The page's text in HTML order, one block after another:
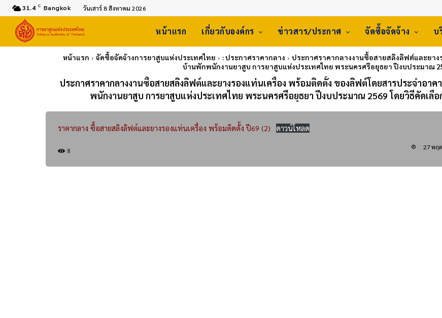
31.4 C Bangkok วันเสาร์ 8 สิงหาคม 2026
หน้าแรก เกี่ยวกับองค์กร ข่าวสาร/ประกาศ จัดซื้อจัดจ้าง บ
หน้าแรก จัดซื้อจัดจ้างการยาสูบแห่งประเทศไทย : ประกาศราคากลาง
ประกาศราคากลางงานซื้อสายสลิงลิฟต์และยา
บ้านพักพนักงานยาสูบ การยาสูบแห่งประเทศไทย พระนครศรีอยุธยา ปีงบประมาณ
ประกาศราคากลางงานซื้อสายสลิงลิฟต์และยางรองแท่นเครื่อง พร้อมติดตั้ง ของลิฟต์โดยสารประจำอาค
พนักงานยาสูบ การยาสูบแห่งประเทศไทย พระนครศรีอยุธยา ปีงบประมาณ 2569 โดยวิธีคัดเลือ
ราคากลาง ซื้อสายสลิงลิฟต์และยางรองแท่นเครื่อง พร้อมติดตั้ง ปี69 (2) ดาวน์โหลด
8 27 พฤ